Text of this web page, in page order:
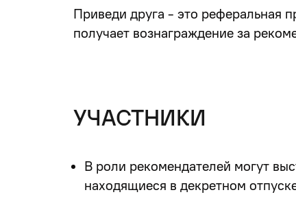
Приведи друга - это реферальная
получает вознаграждение за
УЧАСТНИКИ
В роли рекомендателей могут
находящиеся в декретном